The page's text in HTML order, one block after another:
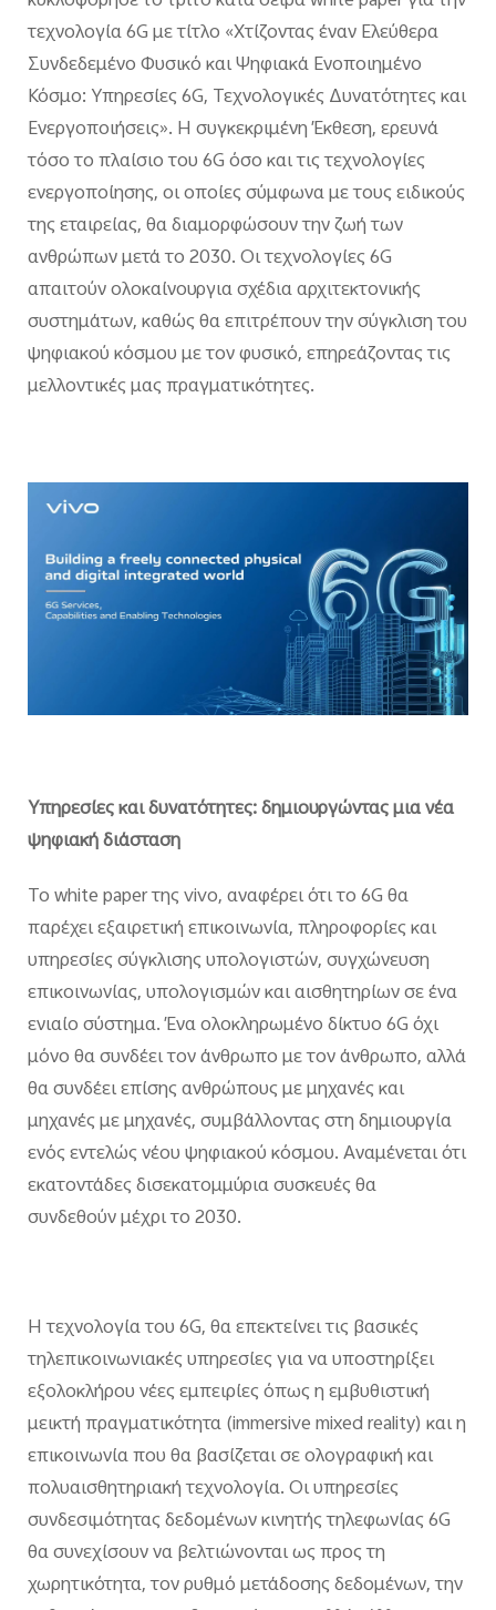
τεχνολογία 6G με τίτλο «Χτίζοντας έναν Ελεύθερα
Συνδεδεμένο Φυσικό και Ψηφιακά Ενοποιημένο
Κόσμο: Υπηρεσίες 6G, Τεχνολογικές Δυνατότητες και
Ενεργοποιήσεις». Η συγκεκριμένη Έκθεση, ερευνά
τόσο το πλαίσιο του 6G όσο και τις τεχνολογίες
ενεργοποίησης, οι οποίες σύμφωνα με τους ειδικούς
της εταιρείας, θα διαμορφώσουν την ζωή των
ανθρώπων μετά το 2030. Οι τεχνολογίες 6G
απαιτούν ολοκαίνουργια σχέδια αρχιτεκτονικής
συστημάτων, καθώς θα επιτρέπουν την σύγκλιση του
ψηφιακού κόσμου με τον φυσικό, επηρεάζοντας τις
μελλοντικές μας πραγματικότητες.
Υπηρεσίες και δυνατότητες: δημιουργώντας μια νέα
ψηφιακή διάσταση
Το white paper της vivo, αναφέρει ότι το 6G θα
παρέχει εξαιρετική επικοινωνία, πληροφορίες και
υπηρεσίες σύγκλισης υπολογιστών, συγχώνευση
επικοινωνίας, υπολογισμών και αισθητηρίων σε ένα
ενιαίο σύστημα. Ένα ολοκληρωμένο δίκτυο 6G όχι
μόνο θα συνδέει τον άνθρωπο με τον άνθρωπο, αλλά
θα συνδέει επίσης ανθρώπους με μηχανές και
μηχανές με μηχανές, συμβάλλοντας στη δημιουργία
ενός εντελώς νέου ψηφιακού κόσμου. Αναμένεται ότι
εκατοντάδες δισεκατομμύρια συσκευές θα
συνδεθούν μέχρι το 2030.
Η τεχνολογία του 6G, θα επεκτείνει τις βασικές
τηλεπικοινωνιακές υπηρεσίες για να υποστηρίξει
εξολοκλήρου νέες εμπειρίες όπως η εμβυθιστική
μεικτή πραγματικότητα (immersive mixed reality) και η
επικοινωνία που θα βασίζεται σε ολογραφική και
πολυαισθητηριακή τεχνολογία. Οι υπηρεσίες
συνδεσιμότητας δεδομένων κινητής τηλεφωνίας 6G
θα συνεχίσουν να βελτιώνονται ως προς τη
χωρητικότητα, τον ρυθμό μετάδοσης δεδομένων, την